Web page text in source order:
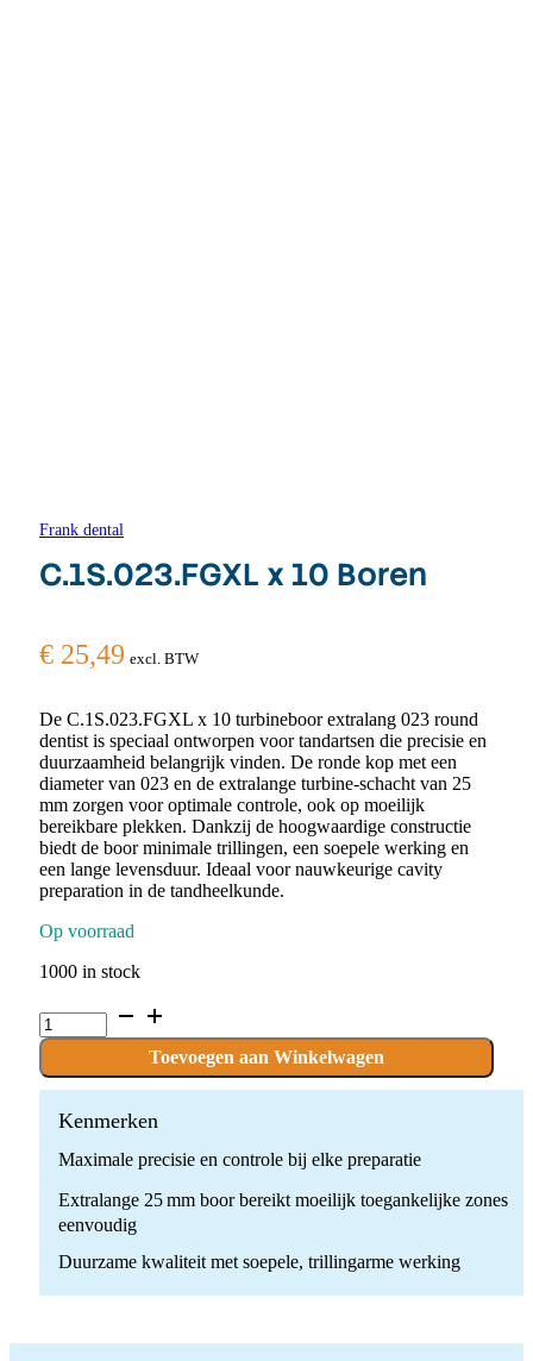
Frank dental
C.1S.023.FGXL x 10 Boren
€ 25,49 excl. BTW
De C.1S.023.FGXL x 10 turbineboor extralang 023 round
dentist is speciaal ontworpen voor tandartsen die precisie en
duurzaamheid belangrijk vinden. De ronde kop met een
diameter van 023 en de extralange turbine-schacht van 25
mm zorgen voor optimale controle, ook op moeilijk
bereikbare plekken. Dankzij de hoogwaardige constructie
biedt de boor minimale trillingen, een soepele werking en
een lange levensduur. Ideaal voor nauwkeurige cavity
preparation in de tandheelkunde.
Op voorraad
1000 in stock
C.1S.023.FGXL
x
Boren
quantity
Toevoegen aan Winkelwagen
Kenmerken
Maximale precisie en controle bij elke preparatie
Extralange 25 mm boor bereikt moeilijk toegankelijke zones
eenvoudig
Duurzame kwaliteit met soepele, trillingarme werking